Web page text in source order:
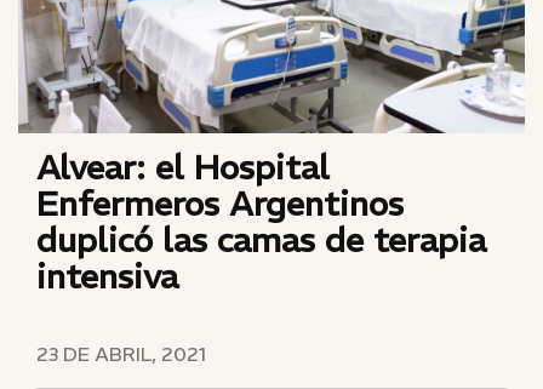
Alvear: el Hospital
Enfermeros Argentinos
duplicó las camas de terapia
intensiva
23 DE ABRIL, 2021